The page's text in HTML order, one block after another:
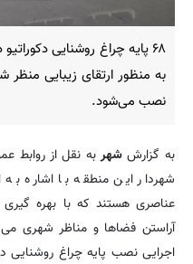
۶۸ پایه چراغ روشنایی
نصب می‌شود.
به گزارششهر
شهردار این منطقه با اشاره به
عناصری هستند که با بهره گیری
آراستن فضاها و مناظر شهری
اجرایی نصب پایه چراغ روشنایی